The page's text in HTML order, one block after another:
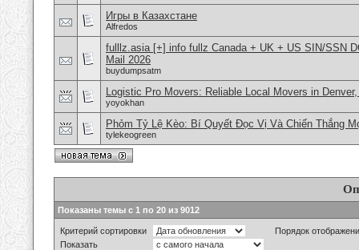
Игры в Казахстане
Alfredos
fulllz.asia [+] info fullz Canada + UK + US SIN/SSN
Mail 2026
buydumpsatm
Logistic Pro Movers: Reliable Local Movers in
yoyokhan
Phỏm Tỷ Lệ Kèo: Bí Quyết Đọc Vị Và Chiến Thắng
tylekeogreen
Показаны темы с 1 по 20 из 9012
Критерий сортировки
Порядок
Показать